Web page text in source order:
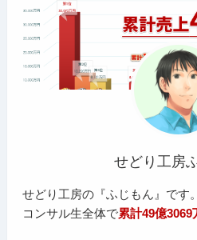
せどり工房
せどり工房の『ふじもん』です。
コンサル生全体で累計49億3069